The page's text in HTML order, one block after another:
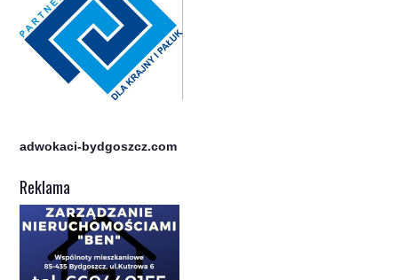
adwokaci-bydgoszcz.com
Reklama